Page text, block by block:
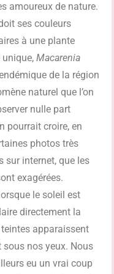
amoureux de nature.
ses couleurs
à une plante
Macarenia
de la région
naturel que l’on
nulle part
pourrait croire, en
photos très
sur internet, que les
exagérées.
le soleil est
directement la
teintes apparaissent
sous nos yeux. Nous
eu un vrai coup